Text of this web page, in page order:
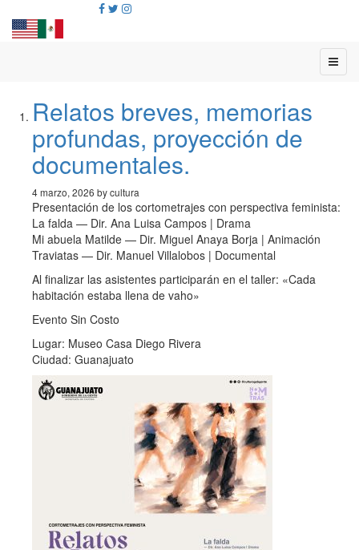
Relatos breves, memorias
profundas, proyección de
documentales.
4 marzo, 2026 by cultura
Presentación de los cortometrajes con perspectiva feminista:
La falda — Dir. Ana Luisa Campos | Drama
Mi abuela Matilde — Dir. Miguel Anaya Borja | Animación
Traviatas — Dir. Manuel Villalobos | Documental
Al finalizar las asistentes participarán en el taller: «Cada
habitación estaba llena de vaho»
Evento Sin Costo
Lugar: Museo Casa Diego Rivera
Ciudad: Guanajuato